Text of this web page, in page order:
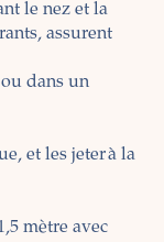
le nez et la
assurent
dans un
et les jeter à la
mètre avec